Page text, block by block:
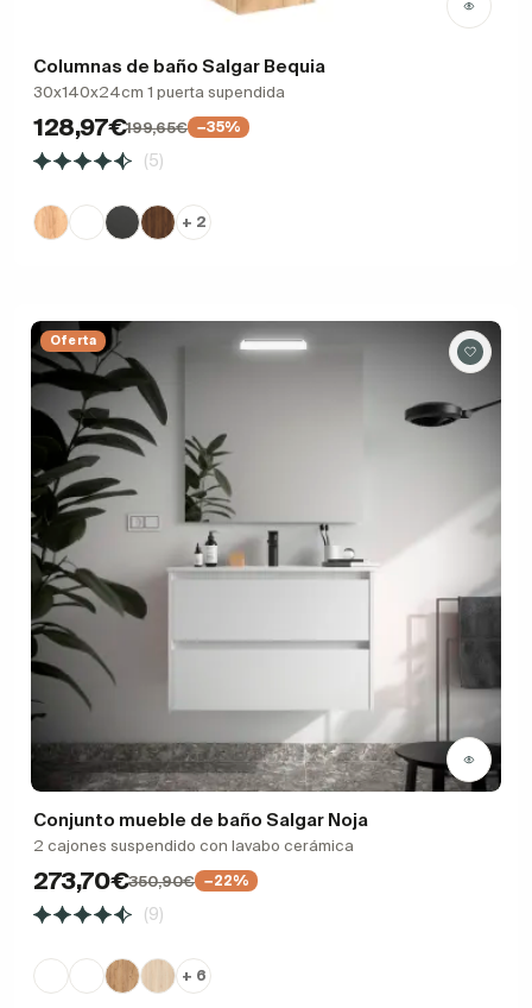
Columnas de baño Salgar Bequia
30x140x24cm 1 puerta supendida
128,97€199,65€ −35%
(5)
+ 2
Oferta
Conjunto mueble de baño Salgar Noja
2 cajones suspendido con lavabo cerámica
273,70€350,90€ −22%
(9)
+ 6